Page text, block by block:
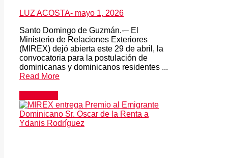
LUZ ACOSTA- mayo 1, 2026
Santo Domingo de Guzmán.-– El
Ministerio de Relaciones Exteriores
(MIREX) dejó abierta este 29 de abril, la
convocatoria para la postulación de
dominicanas y dominicanos residentes ...
Read More